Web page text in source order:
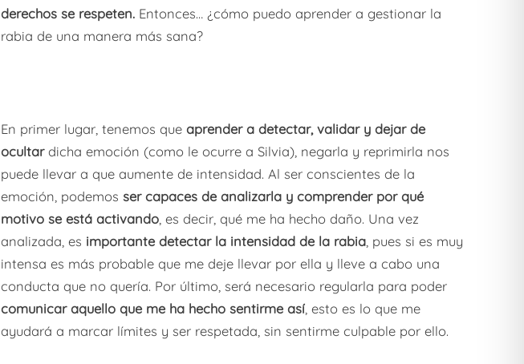
derechos se respeten. Entonces… ¿cómo puedo aprender a gestionar la
rabia de una manera más sana?
En primer lugar, tenemos que aprender a detectar, validar y dejar de
ocultardicha emoción (como le ocurre a Silvia), negarla y reprimirla nos
puede llevar a que aumente de intensidad. Al ser conscientes de la
emoción, podemos ser capaces de analizarla y comprender por qué
motivo se está activando , es decir, qué me ha hecho daño. Una vez
analizada, es importante detectar la intensidad de la rabia , pues si es muy
intensa es más probable que me deje llevar por ella y lleve a cabo una
conducta que no quería. Por último, será necesario regularla para poder
comunicar aquello que me ha hecho sentirme así , esto es lo que me
ayudará a marcar límites y ser respetada, sin sentirme culpable por ello.